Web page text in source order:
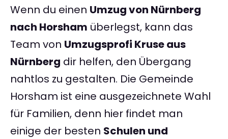
Wenn du einen Umzug von Nürnberg
nach Horsham überlegst, kann das
Team von Umzugsprofi Kruse aus
Nürnberg dir helfen, den Übergang
nahtlos zu gestalten. Die Gemeinde
Horsham ist eine ausgezeichnete Wahl
für Familien, denn hier findet man
einige der besten Schulen und